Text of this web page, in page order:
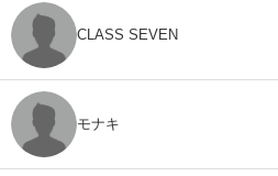
CLASS SEVEN
モナキ